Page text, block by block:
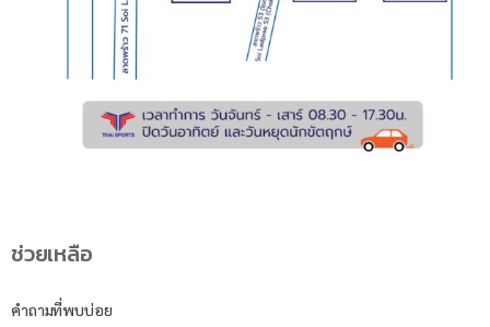
ช่วยเหลือ
คำถามที่พบบ่อย